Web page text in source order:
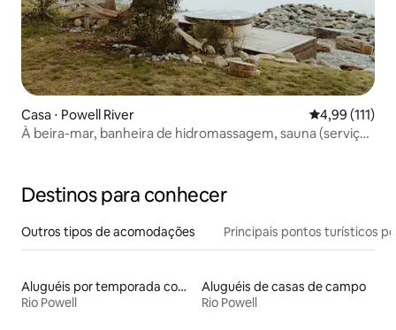
Casa ⋅ Powell River 4,99 de uma
4,99 (111)
À beira-mar, banheira de hidromassagem, sauna (serviço
Destinos para conhecer
Outros tipos de acomodações Principais pontos turísticos
Aluguéis por temporada com caiaque
Rio Powell
Aluguéis de casas de campo
Rio Powell